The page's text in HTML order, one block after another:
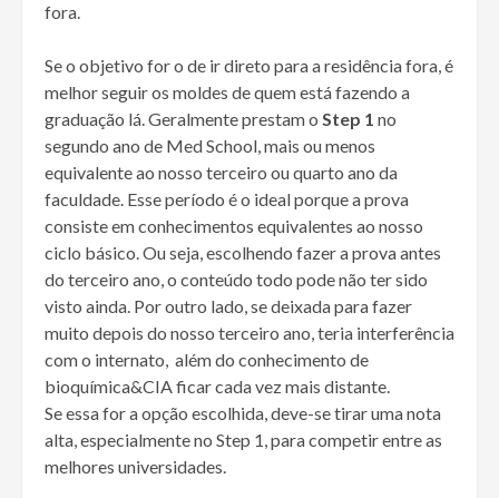
fora.
Se o objetivo for o de ir direto para a residência fora, é
melhor seguir os moldes de quem está fazendo a
graduação lá. Geralmente prestam o Step 1 no
segundo ano de Med School, mais ou menos
equivalente ao nosso terceiro ou quarto ano da
faculdade. Esse período é o ideal porque a prova
consiste em conhecimentos equivalentes ao nosso
ciclo básico. Ou seja, escolhendo fazer a prova antes
do terceiro ano, o conteúdo todo pode não ter sido
visto ainda. Por outro lado, se deixada para fazer
muito depois do nosso terceiro ano, teria interferência
com o internato, além do conhecimento de
bioquímica&CIA ficar cada vez mais distante.
Se essa for a opção escolhida, deve-se tirar uma nota
alta, especialmente no Step 1, para competir entre as
melhores universidades.